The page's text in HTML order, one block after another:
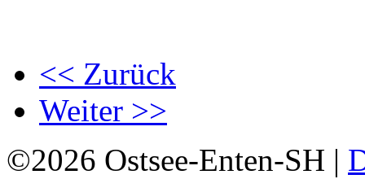
<< Zurück
Weiter >>
©2026 Ostsee-Enten-SH |